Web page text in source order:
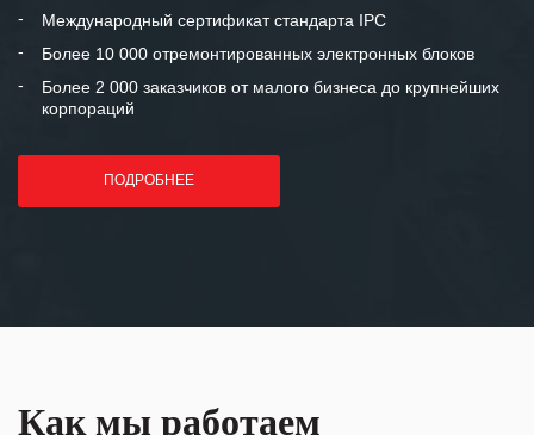
«Инженерной компании «555» долгих
лет успеха и процветания.
Международный сертификат стандарта IPC
Более 10 000 отремонтированных электронных блоков
Более 2 000 заказчиков от малого бизнеса до крупнейших
корпораций
ПОДРОБНЕЕ
Как мы работаем